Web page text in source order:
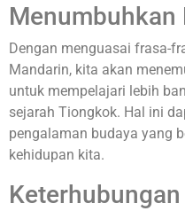
Menumbuhkan
Dengan menguasai frasa-
Mandarin, kita akan
untuk mempelajari lebih
sejarah Tiongkok. Hal ini
pengalaman budaya yang
kehidupan kita.